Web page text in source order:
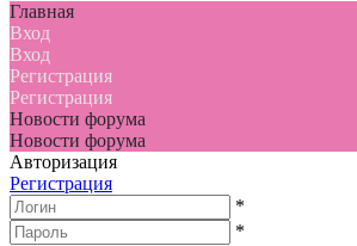
Главная
Вход
Вход
Регистрация
Регистрация
Новости форума
Новости форума
Авторизация
Регистрация
*
*